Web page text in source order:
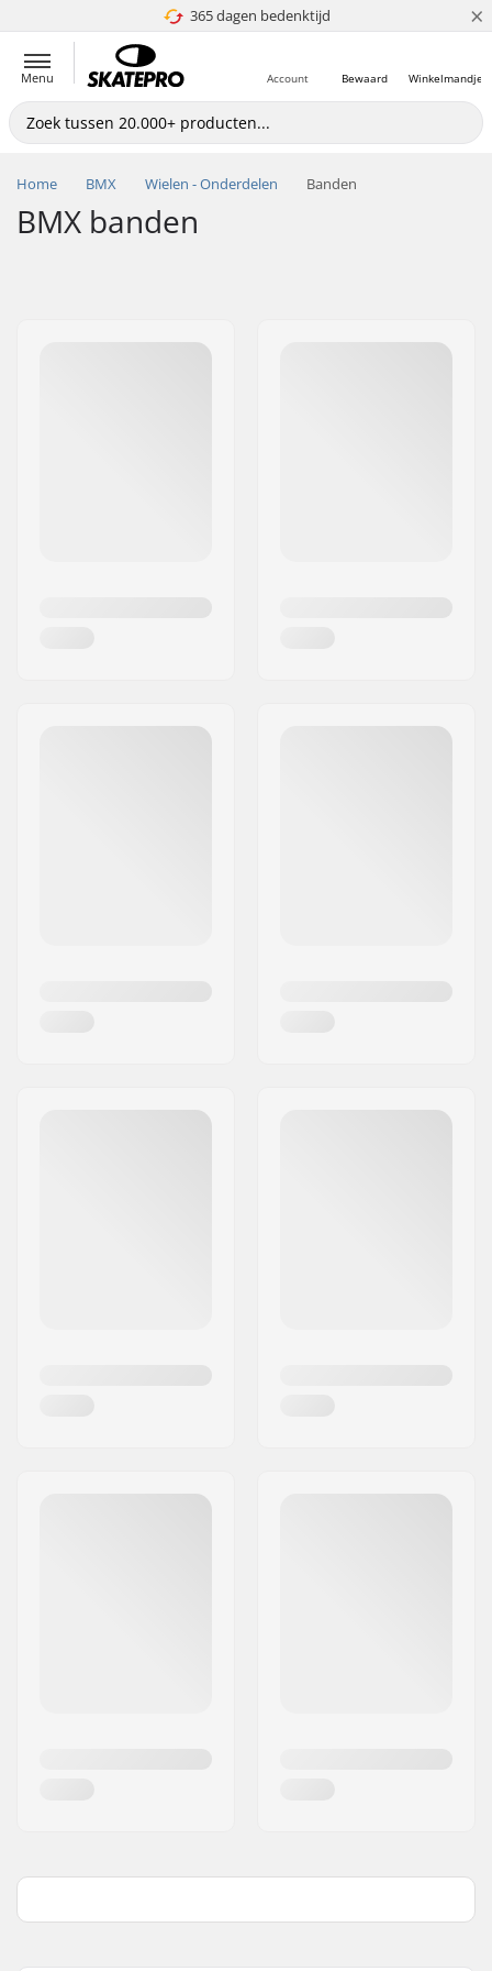
365 dagen bedenktijd
4.8 van 5 ×
Menu Winkelmandje
Bewaard
Account
Home BMX Wielen - Onderdelen Banden
BMX banden